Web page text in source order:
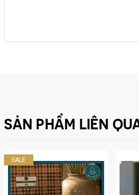
SẢN PHẨM LIÊN
SALE